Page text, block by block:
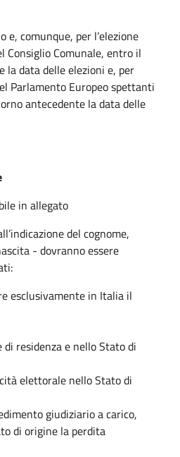
e, comunque, per l’elezione
Consiglio Comunale, entro il
la data delle elezioni e, per
Parlamento Europeo spettanti
antecedente la data delle
in allegato
del cognome,
- dovranno essere
esclusivamente in Italia il
di residenza e nello Stato di
elettorale nello Stato di
giudiziario a carico,
di origine la perdita